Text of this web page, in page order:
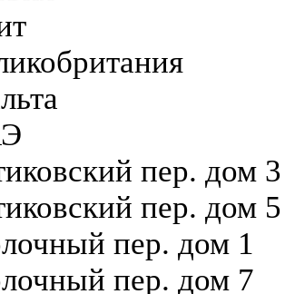
пер. дом 3
пер. дом 5
пер. дом 1
пер. дом 7